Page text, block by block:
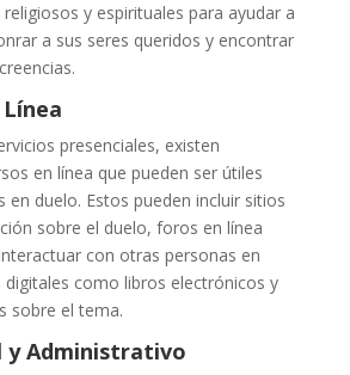
y espirituales para ayudar a
a sus seres queridos y encontrar
presenciales, existen
en línea que pueden ser útiles
en duelo. Estos pueden incluir sitios
sobre el duelo, foros en línea
con otras personas en
digitales como libros electrónicos y
sobre el tema.
y Administrativo